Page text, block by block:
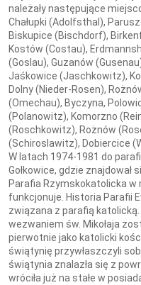
należały następujące
Chałupki (Adolfsthal),
Biskupice (Bischdorf),
Kostów (Costau),
(Goslau), Guzanów
Jaśkowice (Jaschkowitz),
Dolny (Nieder-Rosen),
(Omechau), Byczyna,
(Polanowitz), Komorzno
(Roschkowitz), Rożnów
(Schiroslawitz), Dobiercice
W latach 1974-1981 do
Gołkowice, gdzie znajdował
Parafia Rzymskokatolicka w
funkcjonuje. Historia Parafii
związana z parafią katolicką.
wezwaniem św. Mikołaja
pierwotnie jako katolicki
świątynię przywłaszczyli
świątynia znalazła się z
wróciła już na stałe w